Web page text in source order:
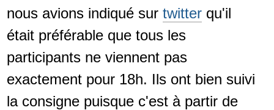
nous avions indiqué sur twitterqu'il
était préférable que tous les
participants ne viennent pas
exactement pour 18h. Ils ont bien suivi
la consigne puisque c'est à partir de